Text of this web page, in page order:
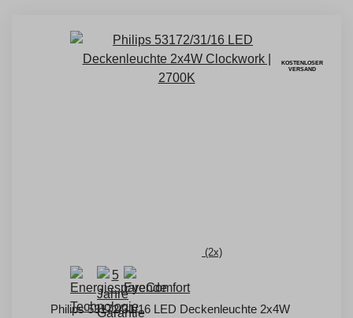
KOSTENLOSER
VERSAND
(2x)
Philips 53172/31/16 LED Deckenleuchte 2x4W